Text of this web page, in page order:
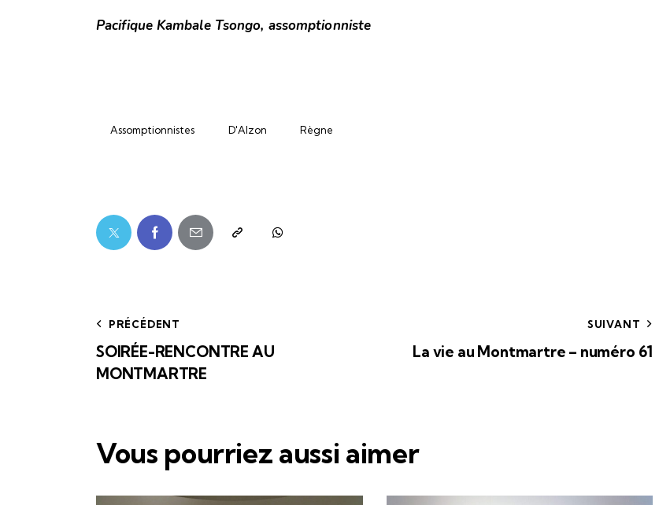
Pacifique Kambale Tsongo, assomptionniste
Assomptionnistes D'Alzon Règne
PRÉCÉDENT
SOIRÉE-RENCONTRE AU
MONTMARTRE
SUIVANT
La vie au Montmartre – numéro 61
Vous pourriez aussi aimer